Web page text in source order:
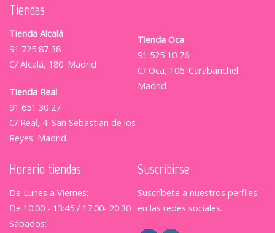
Tiendas
Tienda Alcalá
91 725 87 38
C/ Alcalá, 180. Madrid
Tienda Real
91 651 30 27
C/ Real, 4. San Sebastian de los
Reyes. Madrid
Tienda Oca
91 525 10 76
C/ Oca, 106. Carabanchel.
Madrid
Horario tiendas
De Lunes a Viernes:
De 10:00 - 13:45 / 17:00- 20:30
Sábados:
Suscribirse
Suscríbete a nuestros perfiles
en las redes sociales.